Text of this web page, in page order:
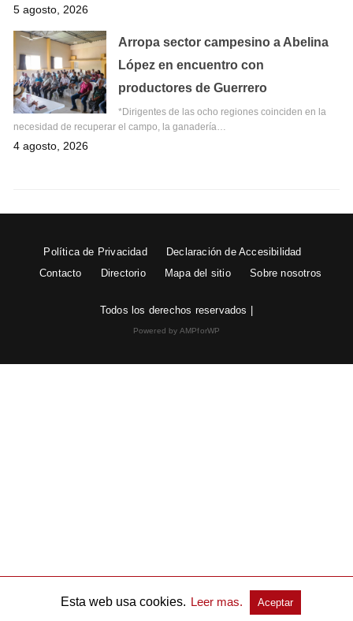
5 agosto, 2026
Arropa sector campesino a Abelina
López en encuentro con
productores de Guerrero
*Dirigentes de las ocho regiones coinciden en la
necesidad de recuperar el campo, la ganadería…
4 agosto, 2026
Política de Privacidad
Declaración de Accesibilidad
Contacto
Directorio Mapa del sitio Sobre nosotros
Todos los derechos reservados |
Powered by AMPforWP
Esta web usa cookies. Leer mas. Aceptar